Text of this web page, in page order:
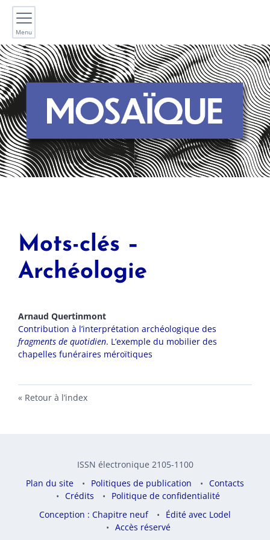
Menu
Mots-clés –
Archéologie
Arnaud Quertinmont
Contribution à l’interprétation archéologique des
fragments de quotidien. L’exemple du mobilier des
chapelles funéraires méroïtiques
Retour à l’index
ISSN électronique 2105-1100
Plan du site
Politiques de publication
Contacts
Crédits
Politique de confidentialité
Conception : Chapitre neuf
Édité avec Lodel
Accès réservé